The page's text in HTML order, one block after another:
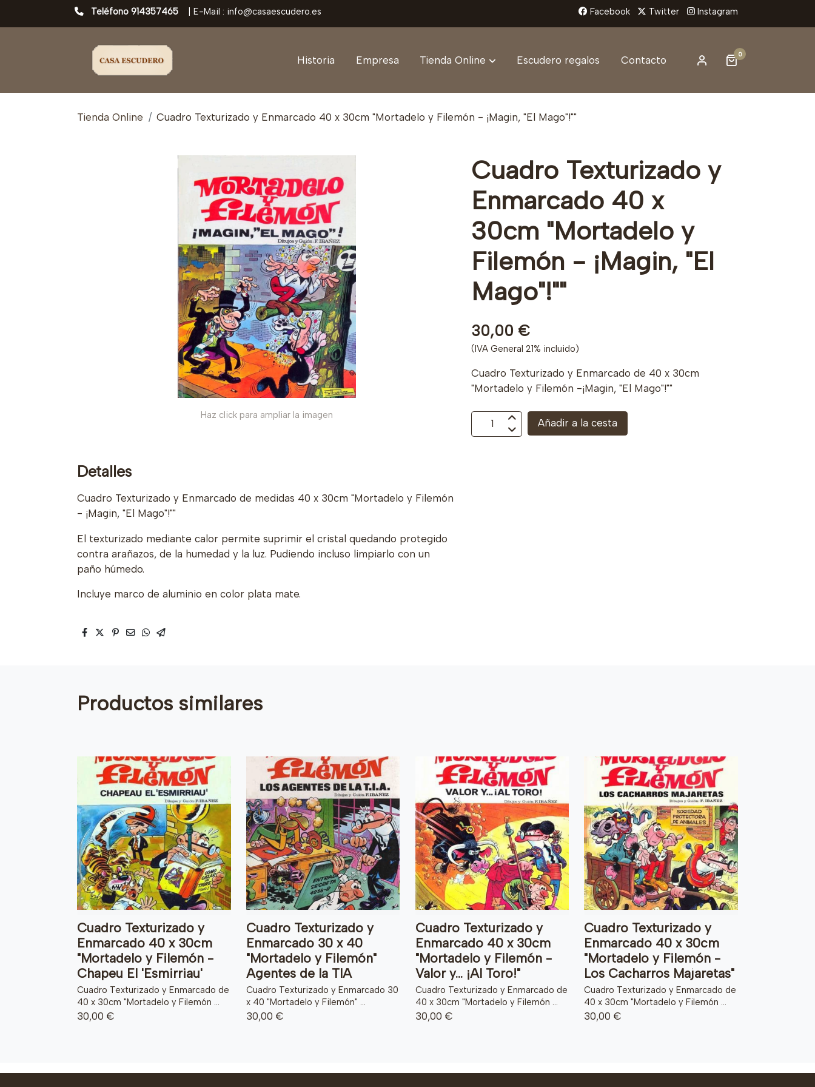
Teléfono 914357465 E-Mail : info@casaescudero.es Facebook Twitter Instagram
Historia Empresa Tienda Online Escudero regalos Contacto 0
Tienda Online Cuadro Texturizado y Enmarcado 40 x 30cm "Mortadelo y Filemón - ¡Magin, "El Mago"!""
Haz click para ampliar la imagen
Detalles
Cuadro Texturizado y Enmarcado de medidas 40 x 30cm "Mortadelo y Filemón
- ¡Magin, "El Mago"!""
El texturizado mediante calor permite suprimir el cristal quedando protegido
contra arañazos, de la humedad y la luz. Pudiendo incluso limpiarlo con un
paño húmedo.
Incluye marco de aluminio en color plata mate.
Cuadro Texturizado y
Enmarcado 40 x
30cm "Mortadelo y
Filemón - ¡Magin, "El
Mago"!""
30,00 €
(IVA General 21% incluido)
Cuadro Texturizado y Enmarcado de 40 x 30cm
"Mortadelo y Filemón -¡Magin, "El Mago"!""
Añadir a la cesta
Productos similares
Cuadro Texturizado y
Enmarcado 40 x 30cm
"Mortadelo y Filemón -
Chapeu El 'Esmirriau'
Cuadro Texturizado y Enmarcado de
40 x 30cm "Mortadelo y Filemón ...
30,00 €
Cuadro Texturizado y
Enmarcado 30 x 40
"Mortadelo y Filemón"
Agentes de la TIA
Cuadro Texturizado y Enmarcado 30
x 40 "Mortadelo y Filemón" ...
30,00 €
Cuadro Texturizado y
Enmarcado 40 x 30cm
"Mortadelo y Filemón -
Valor y... ¡Al Toro!"
Cuadro Texturizado y Enmarcado de
40 x 30cm "Mortadelo y Filemón ...
30,00 €
Cuadro Texturizado y
Enmarcado 40 x 30cm
"Mortadelo y Filemón -
Los Cacharros Majaretas"
Cuadro Texturizado y Enmarcado de
40 x 30cm "Mortadelo y Filemón ...
30,00 €